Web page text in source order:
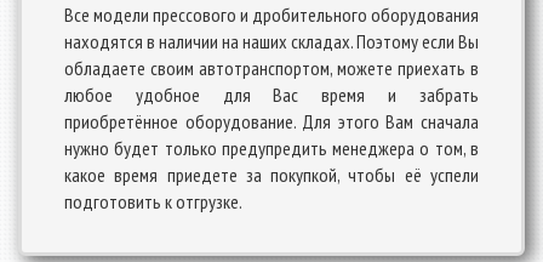
Все модели прессового и дробительного оборудования
находятся в наличии на наших складах. Поэтому если Вы
обладаете своим автотранспортом, можете приехать в
любое удобное для Вас время и забрать
приобретённое оборудование. Для этого Вам сначала
нужно будет только предупредить менеджера о том, в
какое время приедете за покупкой, чтобы её успели
подготовить к отгрузке.